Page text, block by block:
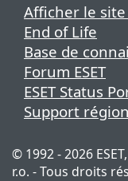
Afficher le
End of Life
Base de
Forum ESET
ESET Status
Support
© 1992 - 2026
r.o. - Tous droits